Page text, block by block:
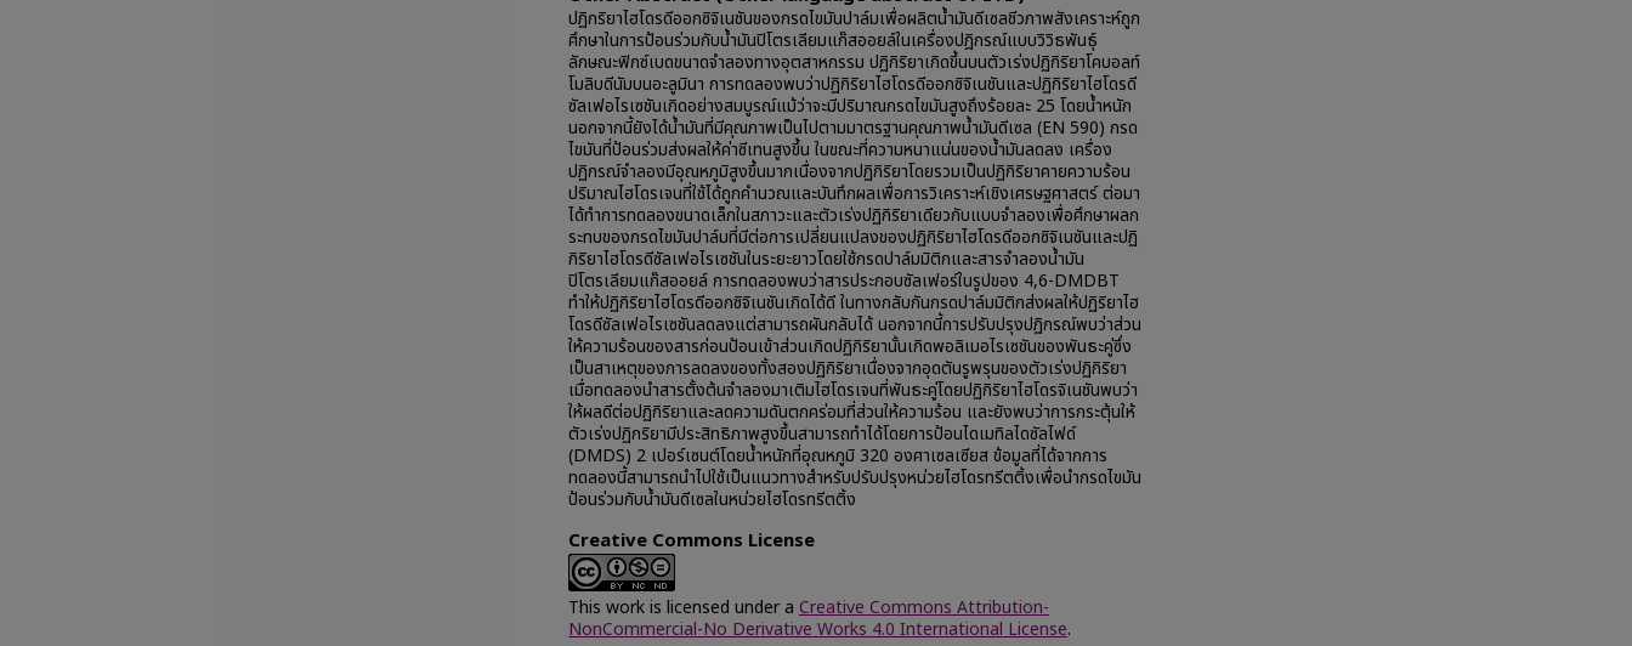
ปฏิกริยาไฮโดรดีออกซิจิเนชันของกรดไขมันปาล์มเพื่อผลิตน้ำมันดีเซลชีวภาพสังเคราะห์ถูก
ศึกษาในการป้อนร่วมกับน้ำมันปิโตรเลียมแก๊สออยล์ในเครื่องปฎิกรณ์แบบวิวิธพันธุ์
ลักษณะฟิกซ์เบดขนาดจำลองทางอุตสาหกรรม ปฏิกิริยาเกิดขึ้นบนตัวเร่งปฏิกิริยาโคบอลท์
โมลิบดีนัมบนอะลูมินา การทดลองพบว่าปฏิกิริยาไฮโดรดีออกซิจิเนชันและปฏิกิริยาไฮโดรดี
ซัลเฟอไรเซชันเกิดอย่างสมบูรณ์แม้ว่าจะมีปริมาณกรดไขมันสูงถึงร้อยละ 25 โดยน้ำหนัก
นอกจากนี้ยังได้น้ำมันที่มีคุณภาพเป็นไปตามมาตรฐานคุณภาพน้ำมันดีเซล (EN 590) กรด
ไขมันที่ป้อนร่วมส่งผลให้ค่าซีเทนสูงขึ้น ในขณะที่ความหนาแน่นของน้ำมันลดลง เครื่อง
ปฏิกรณ์จำลองมีอุณหภูมิสูงขึ้นมากเนื่องจากปฏิกิริยาโดยรวมเป็นปฏิกิริยาคายความร้อน
ปริมาณไฮโดรเจนที่ใช้ได้ถูกคำนวณและบันทึกผลเพื่อการวิเคราะห์เชิงเศรษฐศาสตร์ ต่อมา
ได้ทำการทดลองขนาดเล็กในสภาวะและตัวเร่งปฏิกิริยาเดียวกับแบบจำลองเพื่อศึกษาผลก
ระทบของกรดไขมันปาล์มที่มีต่อการเปลี่ยนแปลงของปฏิกิริยาไฮโดรดีออกซิจิเนชันและปฏิ
กิริยาไฮโดรดีซัลเฟอไรเซชันในระยะยาวโดยใช้กรดปาล์มมิติกและสารจำลองน้ำมัน
ปิโตรเลียมแก๊สออยล์ การทดลองพบว่าสารประกอบซัลเฟอร์ในรูปของ 4,6-DMDBT
ทำให้ปฏิกิริยาไฮโดรดีออกซิจิเนชันเกิดได้ดี ในทางกลับกันกรดปาล์มมิติกส่งผลให้ปฏิริยาไฮ
โดรดีซัลเฟอไรเซชันลดลงแต่สามารถผันกลับได้ นอกจากนี้การปรับปรุงปฏิกรณ์พบว่าส่วน
ให้ความร้อนของสารก่อนป้อนเข้าส่วนเกิดปฏิกิริยานั้นเกิดพอลิเมอไรเซชันของพันธะคู่ซึ่ง
เป็นสาเหตุของการลดลงของทั้งสองปฏิกิริยาเนื่องจากอุดตันรูพรุนของตัวเร่งปฏิกิริยา
เมื่อทดลองนำสารตั้งต้นจำลองมาเติมไฮโดรเจนที่พันธะคู่โดยปฏิกิริยาไฮโดรจิเนชันพบว่า
ให้ผลดีต่อปฏิกิริยาและลดความดันตกคร่อมที่ส่วนให้ความร้อน และยังพบว่าการกระตุ้นให้
ตัวเร่งปฏิกริยามีประสิทธิภาพสูงขึ้นสามารถทำได้โดยการป้อนไดเมทิลไดซัลไฟด์
(DMDS) 2 เปอร์เซนต์โดยน้ำหนักที่อุณหภูมิ 320 องศาเซลเซียส ข้อมูลที่ได้จากการ
ทดลองนี้สามารถนำไปใช้เป็นแนวทางสำหรับปรับปรุงหน่วยไฮโดรทรีตติ้งเพื่อนำกรดไขมัน
ป้อนร่วมกับน้ำมันดีเซลในหน่วยไฮโดรทรีตติ้ง
Creative Commons License
This work is licensed under a Creative Commons Attribution-
NonCommercial-No Derivative Works 4.0 International License.